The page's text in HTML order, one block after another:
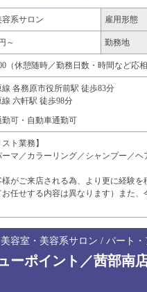
系サロン 雇用形態
～ 勤務地
（休憩随時／勤務日数・時間など応相
各務原市役所前駅 徒歩83分
六軒駅 徒歩98分
可・自動車通勤可
ト業務】
ーマ／カラーリング／シャンプー／ヘ
様がご来店される為、より更に経験
任せする内容は異なります）また
容室・美容系サロン / パート・
ーポイント／茜部南